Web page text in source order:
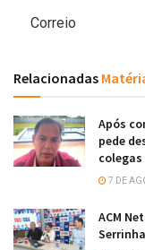
Correio
Relacionadas
Após
pede
colegas
7 DE
ACM